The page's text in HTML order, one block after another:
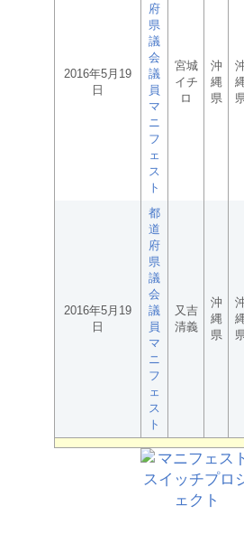
2016年5月19
日
府
県
議
会
議
員
マ
ニ
フ
ェ
ス
ト
宮城
イチ
ロ
沖
縄
県
2016年5月19
日
都
道
府
県
議
会
議
員
マ
ニ
フ
ェ
ス
ト
又吉
清義
沖
縄
県